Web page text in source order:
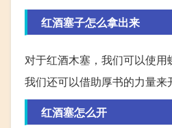
红酒塞子怎么拿出来
对于红酒木塞，我们可以使
我们还可以借助厚书的力量来
红酒塞怎么开